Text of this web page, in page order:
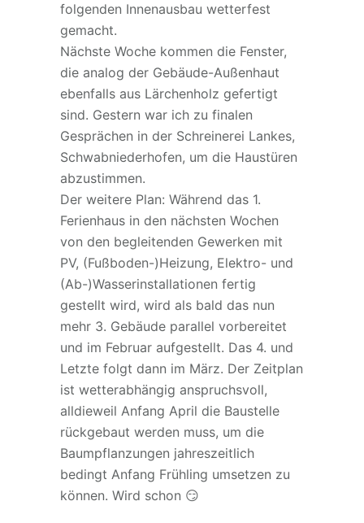
folgenden Innenausbau wetterfest
gemacht.
Nächste Woche kommen die Fenster,
die analog der Gebäude-Außenhaut
ebenfalls aus Lärchenholz gefertigt
sind. Gestern war ich zu finalen
Gesprächen in der Schreinerei Lankes,
Schwabniederhofen, um die Haustüren
abzustimmen.
Der weitere Plan: Während das 1.
Ferienhaus in den nächsten Wochen
von den begleitenden Gewerken mit
PV, (Fußboden-)Heizung, Elektro- und
(Ab-)Wasserinstallationen fertig
gestellt wird, wird als bald das nun
mehr 3. Gebäude parallel vorbereitet
und im Februar aufgestellt. Das 4. und
Letzte folgt dann im März. Der Zeitplan
ist wetterabhängig anspruchsvoll,
alldieweil Anfang April die Baustelle
rückgebaut werden muss, um die
Baumpflanzungen jahreszeitlich
bedingt Anfang Frühling umsetzen zu
können. Wird schon 😏